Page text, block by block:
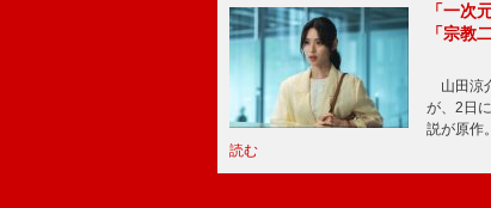
「一次
「宗教
山田涼
が、2日
説が原作
読む